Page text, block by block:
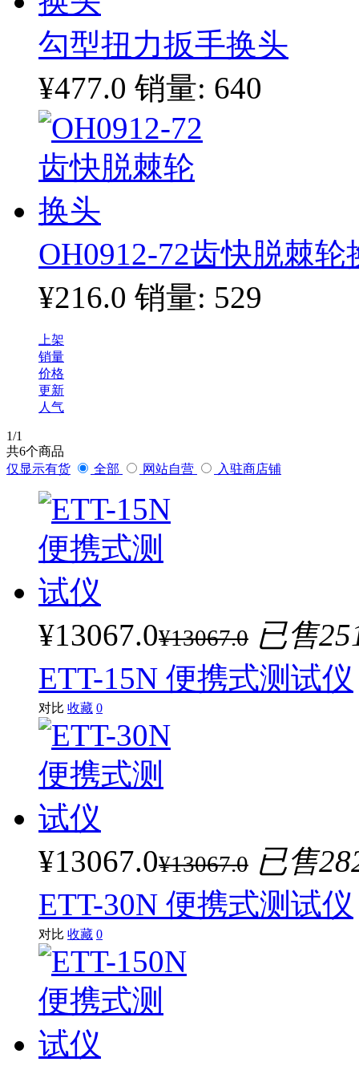
勾型扭力扳手换头
¥477.0 销量: 640
OH0912-72齿快脱棘轮
¥216.0 销量: 529
上架
销量
价格
更新
人气
1/1
共6个商品
仅显示有货
全部 网站自营 入驻商店铺
¥13067.0¥13067.0 已售
ETT-15N 便携式测试仪
对比 收藏 0
¥13067.0¥13067.0 已售
ETT-30N 便携式测试仪
对比 收藏 0